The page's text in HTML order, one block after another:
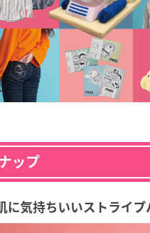
ップ
に気持ちいいストライプ